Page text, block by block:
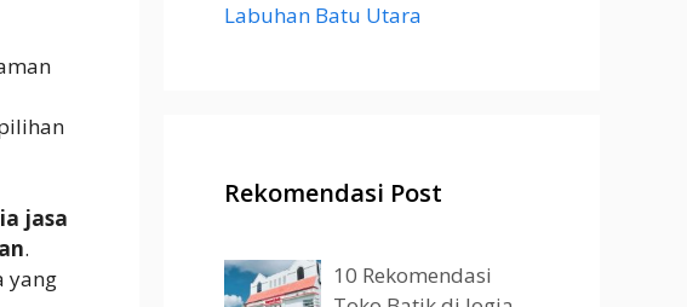
jasa
.
yang
Labuhan Batu Utara
Rekomendasi Post
10 Rekomendasi